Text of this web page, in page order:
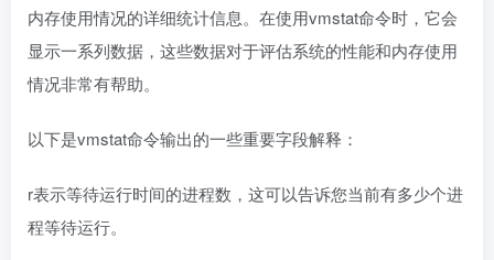
内存使用情况的详细统计信息。在使用vmstat命令时，它会
显示一系列数据，这些数据对于评估系统的性能和内存使用
情况非常有帮助。
以下是vmstat命令输出的一些重要字段解释：
r表示等待运行时间的进程数，这可以告诉您当前有多少个进
程等待运行。